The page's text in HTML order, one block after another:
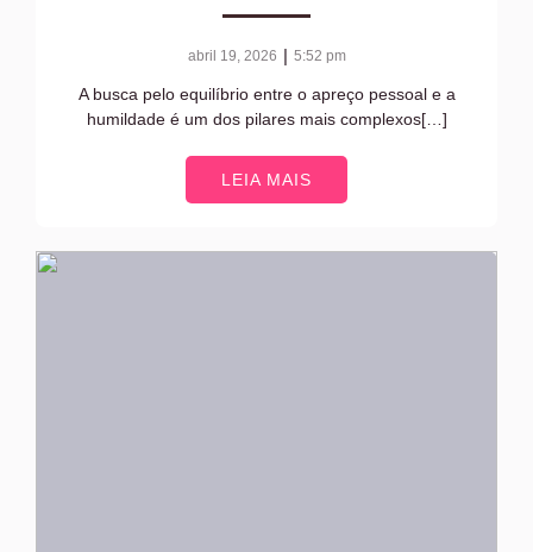
abril 19, 2026 | 5:52 pm
A busca pelo equilíbrio entre o apreço pessoal e a
humildade é um dos pilares mais complexos[…]
LEIA MAIS